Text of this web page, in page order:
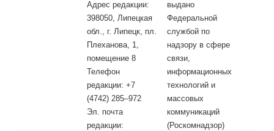
Адрес редакции:
398050, Липецкая
обл., г. Липецк, пл.
Плеханова, 1,
помещение 8
Телефон
редакции: +7
(4742) 285–972
Эл. почта
редакции:
выдано
Федеральной
службой по
надзору в сфере
связи,
информационных
технологий и
массовых
коммуникаций
(Роскомнадзор)